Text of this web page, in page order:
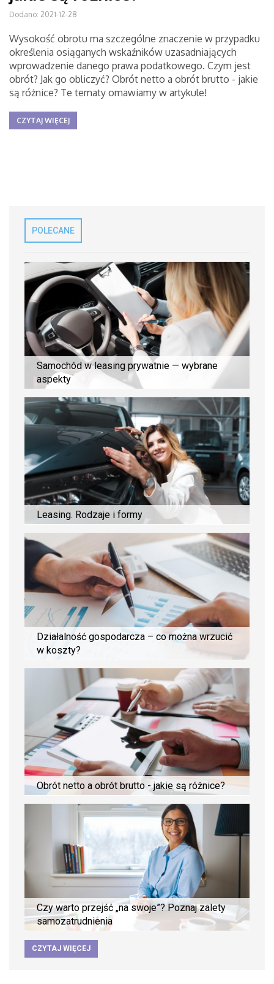
Dodano: 2021-12-28
Wysokość obrotu ma szczególne znaczenie w przypadku
określenia osiąganych wskaźników uzasadniających
wprowadzenie danego prawa podatkowego. Czym jest
obrót? Jak go obliczyć? Obrót netto a obrót brutto - jakie
są różnice? Te tematy omawiamy w artykule!
CZYTAJ WIĘCEJ
POLECANE
Samochód w leasing prywatnie — wybrane
aspekty
Leasing. Rodzaje i formy
Działalność gospodarcza – co można wrzucić
w koszty?
Obrót netto a obrót brutto - jakie są różnice?
Czy warto przejść „na swoje”? Poznaj zalety
samozatrudnienia
CZYTAJ WIĘCEJ